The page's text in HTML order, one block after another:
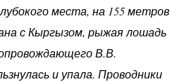
места, на 155 метров
с Кыргызом, рыжая лошадь
В.В.
и упала. Проводники